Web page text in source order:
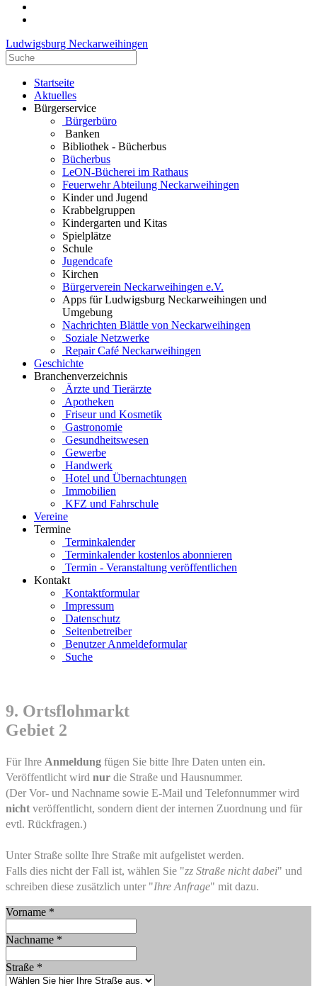
Ludwigsburg Neckarweihingen
Startseite
Aktuelles
Bürgerservice
Bürgerbüro
Banken
Bibliothek - Bücherbus
Bücherbus
LeON-Bücherei im Rathaus
Feuerwehr Abteilung Neckarweihingen
Kinder und Jugend
Krabbelgruppen
Kindergarten und Kitas
Spielplätze
Schule
Jugendcafe
Kirchen
Bürgerverein Neckarweihingen e.V.
Apps für Ludwigsburg Neckarweihingen und
Umgebung
Nachrichten Blättle von Neckarweihingen
Soziale Netzwerke
Repair Café Neckarweihingen
Geschichte
Branchenverzeichnis
Ärzte und Tierärzte
Apotheken
Friseur und Kosmetik
Gastronomie
Gesundheitswesen
Gewerbe
Handwerk
Hotel und Übernachtungen
Immobilien
KFZ und Fahrschule
Vereine
Termine
Terminkalender
Terminkalender kostenlos abonnieren
Termin - Veranstaltung veröffentlichen
Kontakt
Kontaktformular
Impressum
Datenschutz
Seitenbetreiber
Benutzer Anmeldeformular
Suche
9. Ortsflohmarkt
Gebiet 2
Für Ihre Anmeldung fügen Sie bitte Ihre Daten unten ein.
Veröffentlicht wird nur die Straße und Hausnummer.
(Der Vor- und Nachname sowie E-Mail und Telefonnummer wird
nicht veröffentlicht, sondern dient der internen Zuordnung und für
evtl. Rückfragen.)
Unter Straße sollte Ihre Straße mit aufgelistet werden.
Falls dies nicht der Fall ist, wählen Sie "zz Straße nicht dabei" und
schreiben diese zusätzlich unter "Ihre Anfrage" mit dazu.
Vorname *
Nachname *
Straße *